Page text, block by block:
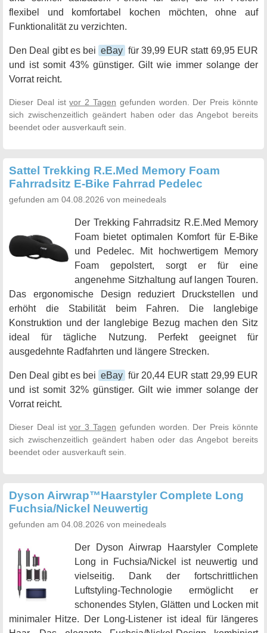
flexibel und komfortabel kochen möchten, ohne auf
Funktionalität zu verzichten.
Den Deal gibt es bei eBay für 39,99 EUR statt 69,95 EUR
und ist somit 43% günstiger. Gilt wie immer solange der
Vorrat reicht.
Dieser Deal istvor 2 Tagen gefunden worden. Der Preis könnte
sich zwischenzeitlich geändert haben oder das Angebot bereits
beendet oder ausverkauft sein.
Sattel Trekking R.E.Med Memory Foam
Fahrradsitz E-Bike Fahrrad Pedelec
gefunden am 04.08.2026 von meinedeals
Der Trekking Fahrradsitz R.E.Med Memory
Foam bietet optimalen Komfort für E-Bike
und Pedelec. Mit hochwertigem Memory
Foam gepolstert, sorgt er für eine
angenehme Sitzhaltung auf langen Touren.
Das ergonomische Design reduziert Druckstellen und
erhöht die Stabilität beim Fahren. Die langlebige
Konstruktion und der langlebige Bezug machen den Sitz
ideal für tägliche Nutzung. Perfekt geeignet für
ausgedehnte Radfahrten und längere Strecken.
Den Deal gibt es bei eBay für 20,44 EUR statt 29,99 EUR
und ist somit 32% günstiger. Gilt wie immer solange der
Vorrat reicht.
Dieser Deal istvor 3 Tagen gefunden worden. Der Preis könnte
sich zwischenzeitlich geändert haben oder das Angebot bereits
beendet oder ausverkauft sein.
Dyson Airwrap™Haarstyler Complete Long
Fuchsia/Nickel Neuwertig
gefunden am 04.08.2026 von meinedeals
Der Dyson Airwrap Haarstyler Complete
Long in Fuchsia/Nickel ist neuwertig und
vielseitig. Dank der fortschrittlichen
Luftstyling-Technologie ermöglicht er
schonendes Stylen, Glätten und Locken mit
minimaler Hitze. Der Long-Listener ist ideal für längeres